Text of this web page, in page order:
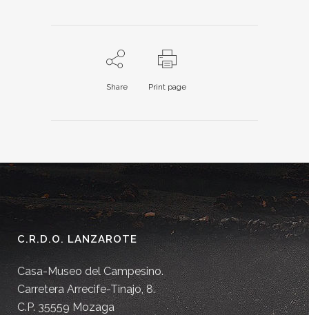
Share Print page
C.R.D.O. LANZAROTE
Casa-Museo del Campesino.
Carretera Arrecife-Tinajo, 8.
C.P. 35559 Mozaga